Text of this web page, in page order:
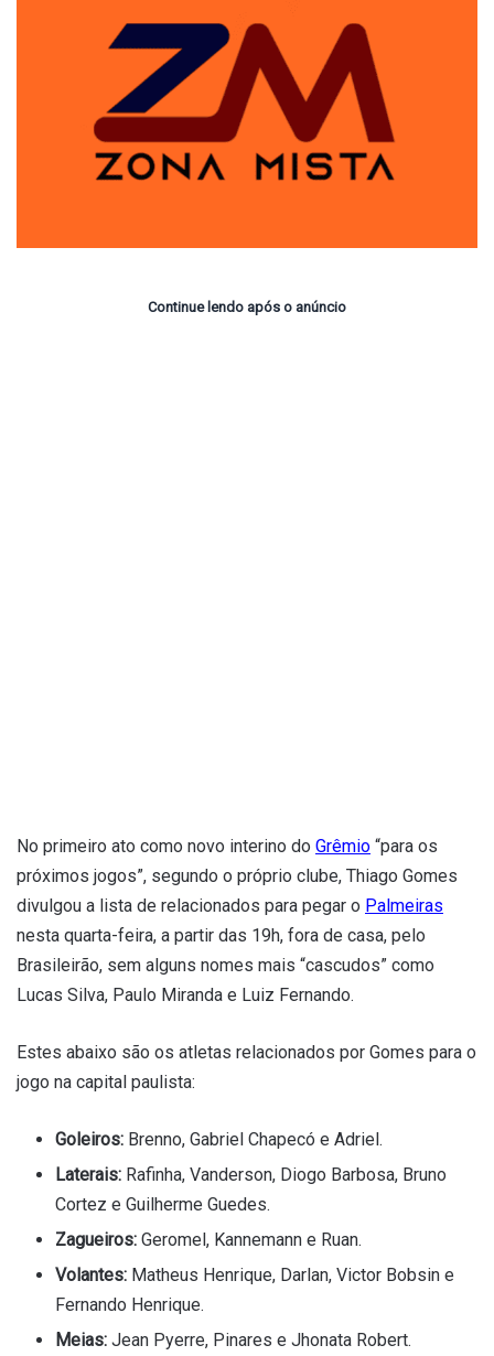
Continue lendo após o anúncio
No primeiro ato como novo interino do Grêmio “para os
próximos jogos”, segundo o próprio clube, Thiago Gomes
divulgou a lista de relacionados para pegar o Palmeiras
nesta quarta-feira, a partir das 19h, fora de casa, pelo
Brasileirão, sem alguns nomes mais “cascudos” como
Lucas Silva, Paulo Miranda e Luiz Fernando.
Estes abaixo são os atletas relacionados por Gomes para o
jogo na capital paulista:
Goleiros: Brenno, Gabriel Chapecó e Adriel.
Laterais: Rafinha, Vanderson, Diogo Barbosa, Bruno
Cortez e Guilherme Guedes.
Zagueiros: Geromel, Kannemann e Ruan.
Volantes: Matheus Henrique, Darlan, Victor Bobsin e
Fernando Henrique.
Meias: Jean Pyerre, Pinares e Jhonata Robert.